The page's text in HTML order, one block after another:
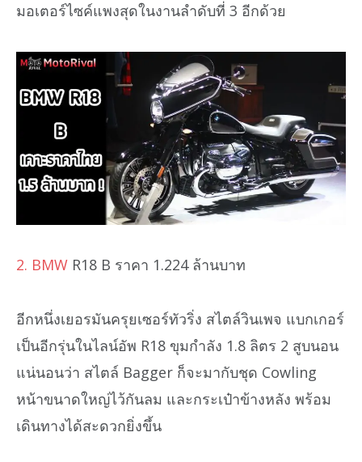
มอเตอร์ไซค์แพงสุดในงานลำดับที่ 3 อีกด้วย
2. BMW R18 B ราคา 1.224 ล้านบาท
อีกหนึ่งเยอรมันครุยเซอร์ทัวริ่ง สไตล์วินเพจ แบกเกอร์
เป็นอีกรุ่นในไลน์อัพ R18 ขุมกำลัง 1.8 ลิตร 2 สูบนอน
แน่นอนว่า สไตล์ Bagger ก็จะมากับชุด Cowling
หน้าขนาดใหญ่ไว้กันลม และกระเป๋าข้างหลัง พร้อม
เดินทางได้สะดวกยิ่งขึ้น